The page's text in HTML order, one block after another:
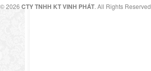
© 2026 CTY TNHH KT VINH PHÁT. All Rights Reserved